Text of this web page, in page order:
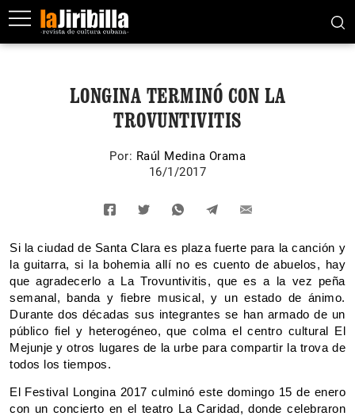
LONGINA TERMINÓ CON LA
TROVUNTIVITIS
Por: Raúl Medina Orama
16/1/2017
Si la ciudad de Santa Clara es plaza fuerte para la canción y
la guitarra, si la bohemia allí no es cuento de abuelos, hay
que agradecerlo a La Trovuntivitis, que es a la vez peña
semanal, banda y fiebre musical, y un estado de ánimo.
Durante dos décadas sus integrantes se han armado de un
público fiel y heterogéneo, que colma el centro cultural El
Mejunje y otros lugares de la urbe para compartir la trova de
todos los tiempos.
El Festival Longina 2017 culminó este domingo 15 de enero
con un concierto en el teatro La Caridad, donde celebraron